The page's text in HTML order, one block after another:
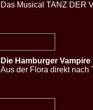
Das Musical TANZ DER
Die Hamburger
Aus der Flora direkt nach